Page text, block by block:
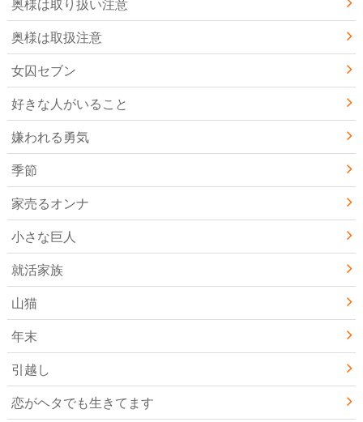
奥様は取り扱い注意
奥様は取扱注意
女囚セブン
好きな人がいること
嫌われる勇気
季節
家売るオンナ
小さな巨人
就活家族
山猫
年末
引越し
恋がヘタでも生きてます